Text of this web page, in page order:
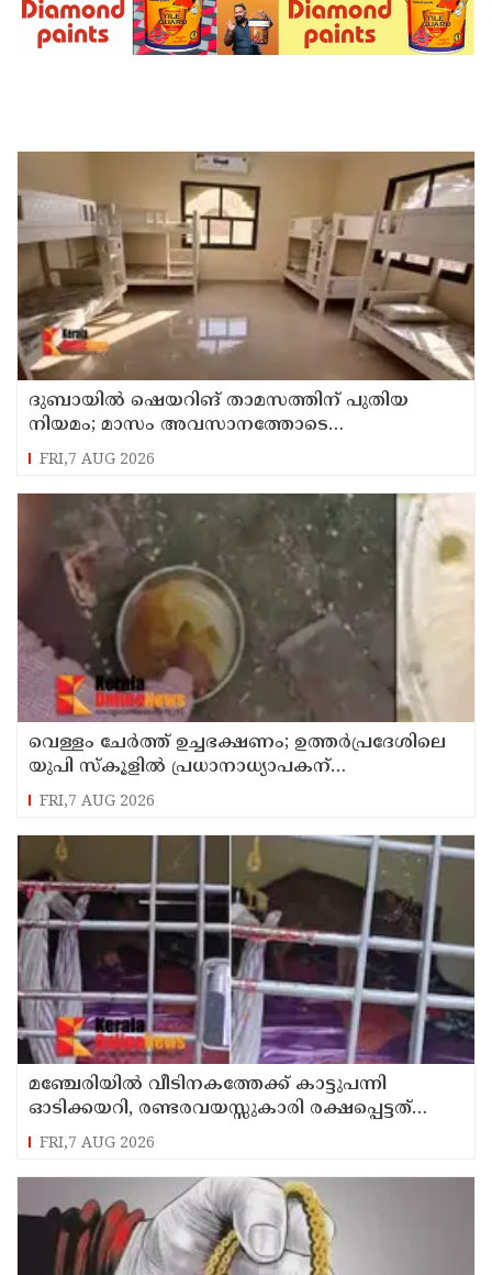
ദുബായില്‍ ഷെയറിങ് താമസത്തിന് പുതിയ
നിയമം; മാസം അവസാനത്തോടെ
പ്രാബല്യത്തില്‍
FRI,7 AUG 2026
വെള്ളം ചേര്‍ത്ത് ഉച്ചഭക്ഷണം; ഉത്തര്‍പ്രദേശിലെ
യുപി സ്‌കൂളില്‍ പ്രധാനാധ്യാപകന്
സസ്‌പെന്‍ഷന്‍
FRI,7 AUG 2026
മഞ്ചേരിയിൽ വീടിനകത്തേക്ക് കാട്ടുപന്നി
ഓടിക്കയറി, രണ്ടരവയസ്സുകാരി രക്ഷപ്പെട്ടത്
തലനാരിഴക്ക്
FRI,7 AUG 2026